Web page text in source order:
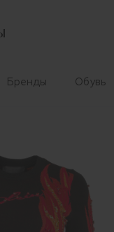
Бренды Обувь